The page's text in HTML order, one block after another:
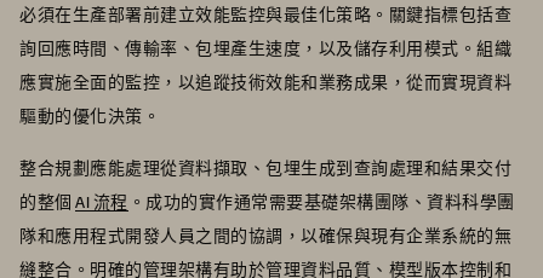
必須在生產部署前建立效能監控與最佳化策略。關鍵指標包括查
詢回應時間、傳輸率、包埋產生速度，以及儲存利用模式。組織
應實施全面的監控，以追蹤技術效能和業務成果，從而實現資料
驅動的優化決策。
整合規劃應能處理從資料擷取、包埋生成到查詢處理和結果交付
的整個 AI 流程 。成功的實作通常需要基礎架構團隊、資料科學團
隊和應用程式開發人員之間的協調，以確保與現有企業系統的無
縫整合。明確的管理架構有助於管理資料品質、模型版本控制和